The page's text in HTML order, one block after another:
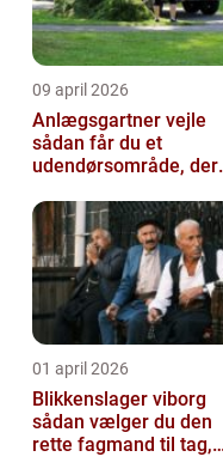
09 april 2026
Anlægsgartner vejle
sådan får du et
udendørsområde, der
01 april 2026
Blikkenslager viborg
sådan vælger du den
rette fagmand til tag,